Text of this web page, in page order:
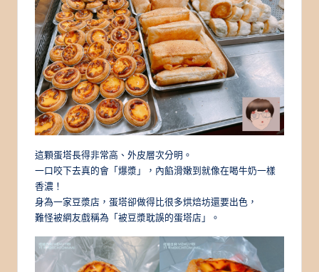
這顆蛋塔長得非常高、外皮層次分明。
一口咬下去真的會「爆漿」，內餡滑嫩到就像在喝牛奶一樣
香濃！
身為一家豆漿店，蛋塔卻做得比很多烘焙坊還要出色，
難怪被網友戲稱為「被豆漿耽誤的蛋塔店」。